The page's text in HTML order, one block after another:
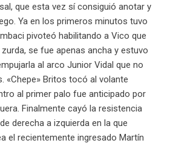
que esta vez sí consiguió anotar y
Ya en los primeros minutos tuvo
pivoteó habilitando a Vico que
se fue apenas ancha y estuvo
al arco Junior Vidal que no
«Chepe» Britos tocó al volante
al primer palo fue anticipado por
Finalmente cayó la resistencia
derecha a izquierda en la que
el recientemente ingresado Martín